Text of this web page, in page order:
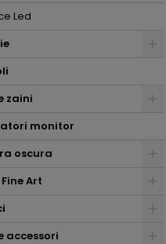
Led
zaini
monitor
oscura
Art
accessori